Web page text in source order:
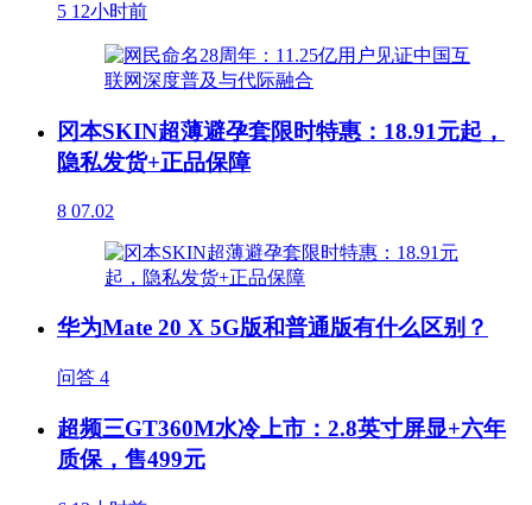
5 12小时前
冈本SKIN超薄避孕套限时特惠：18.91元起，
隐私发货+正品保障
8 07.02
华为Mate 20 X 5G版和普通版有什么区别？
问答 4
超频三GT360M水冷上市：2.8英寸屏显+六年
质保，售499元